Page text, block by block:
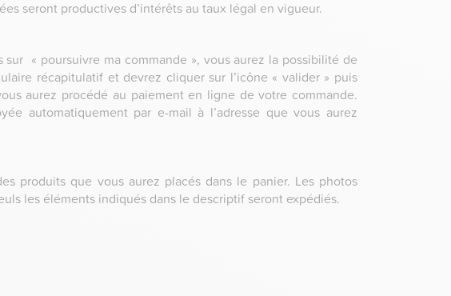
seront productives d’intérêts au taux légal en vigueur.
« poursuivre ma commande », vous aurez la possibilité de
récapitulatif et devrez cliquer sur l’icône « valider » puis
aurez procédé au paiement en ligne de votre commande.
automatiquement par e-mail à l’adresse que vous aurez
produits que vous aurez placés dans le panier. Les photos
les éléments indiqués dans le descriptif seront expédiés.